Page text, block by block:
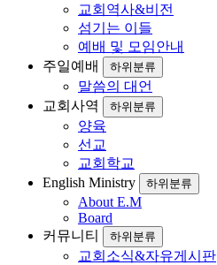
교회역사&비전
섬기는 이들
예배 및 모임안내
주일예배
하위분류
말씀의 대언
교회사역
하위분류
양육
선교
교회학교
English Ministry
하위분류
About E.M
Board
커뮤니티
하위분류
교회소식&자유게시판